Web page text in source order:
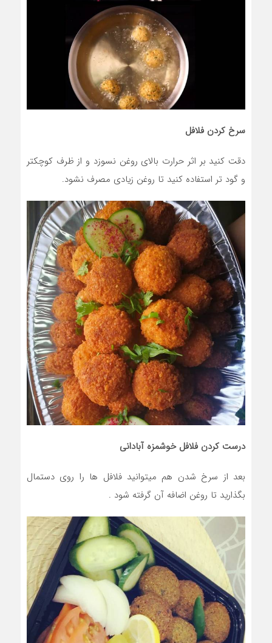
سرخ کردن فلافل
دقت کنید بر اثر حرارت بالای روغن نسوزد و از ظرف کوچکتر
و گود تر استفاده کنید تا روغن زیادی مصرف نشود.
درست کردن فلافل خوشمزه آبادانی
بعد از سرخ شدن هم میتوانید فلافل ها را روی دستمال
بگذارید تا روغن اضافه آن گرفته شود .